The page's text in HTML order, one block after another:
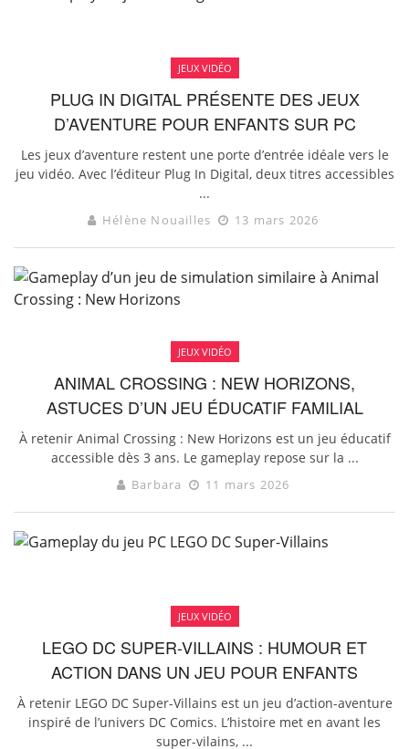
JEUX VIDÉO
PLUG IN DIGITAL PRÉSENTE DES JEUX
D’AVENTURE POUR ENFANTS SUR PC
Les jeux d’aventure restent une porte d’entrée idéale vers le
jeu vidéo. Avec l’éditeur Plug In Digital, deux titres accessibles
...
Hélène Nouailles 13 mars 2026
JEUX VIDÉO
ANIMAL CROSSING : NEW HORIZONS,
ASTUCES D’UN JEU ÉDUCATIF FAMILIAL
À retenir Animal Crossing : New Horizons est un jeu éducatif
accessible dès 3 ans. Le gameplay repose sur la ...
Barbara 11 mars 2026
JEUX VIDÉO
LEGO DC SUPER-VILLAINS : HUMOUR ET
ACTION DANS UN JEU POUR ENFANTS
À retenir LEGO DC Super-Villains est un jeu d’action-aventure
inspiré de l’univers DC Comics. L’histoire met en avant les
super-vilains, ...